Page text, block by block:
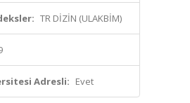
TR DİZİN (ULAKBİM)
Adresli: Evet